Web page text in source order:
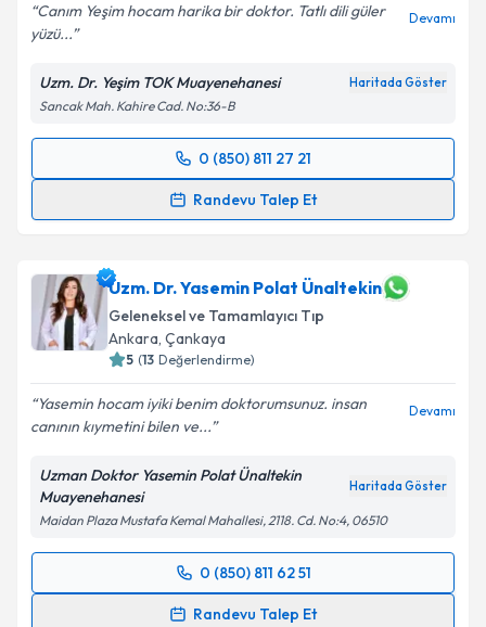
kapsamda işlenmesini kabul ediyorum.
Takvim Talebini Gönder
Canım Yeşim hocam harika bir doktor. Tatlı dili güler
yüzü...
Devamı
Uzm. Dr. Yeşim TOK Muayenehanesi Haritada Göster
Sancak Mah. Kahire Cad. No:36-B
0 (850) 811 27 21
Randevu Talep Et
Randevu Takvimi Talebi
takvim hazırlandığında e-posta ile bilgilendireceğiz.
E-posta Adresiniz
Kişisel verilerimin işlenmesine ilişkin
kapsamda işlenmesini kabul ediyorum.
Uzm. Dr. Yasemin Polat Ünaltekin
Geleneksel ve Tamamlayıcı Tıp
Ankara, Çankaya
5 (13 Değerlendirme)
Yasemin hocam iyiki benim doktorumsunuz. insan
canının kıymetini bilen ve...
Devamı
Uzman Doktor Yasemin Polat Ünaltekin
Muayenehanesi
Haritada Göster
Maidan Plaza Mustafa Kemal Mahallesi, 2118. Cd. No:4, 06510
0 (850) 811 62 51
Randevu Talep Et
Randevu Takvimi Talebi